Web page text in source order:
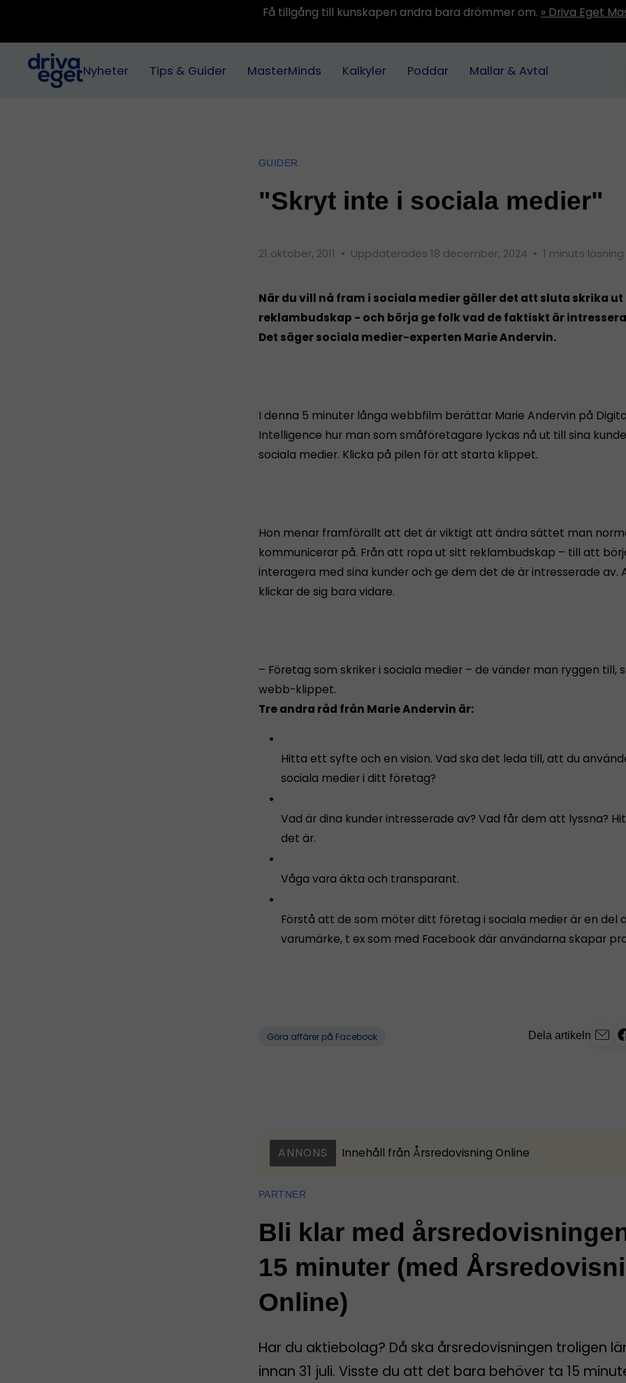
Få tillgång till kunskapen andra bara drömmer om. » Driva Eget
Nyheter Tips & Guider MasterMinds Kalkyler Poddar Mallar & Avtal
GUIDER
"Skryt inte i sociala medier"
21 oktober, 2011 • Uppdaterades 18 december, 2024 • 1 minuts läsning
När du vill nå fram i sociala medier gäller det att sluta skrika
reklambudskap - och börja ge folk vad de faktiskt är
Det säger sociala medier-experten Marie Andervin.
I denna 5 minuter långa webbfilm berättar Marie Andervin på
Intelligence hur man som småföretagare lyckas nå ut till sina
sociala medier. Klicka på pilen för att starta klippet.
Hon menar framförallt att det är viktigt att ändra sättet man
kommunicerar på. Från att ropa ut sitt reklambudskap – till att
interagera med sina kunder och ge dem det de är intresserade av.
klickar de sig bara vidare.
– Företag som skriker i sociala medier – de vänder man ryggen till,
webb-klippet.
Tre andra råd från Marie Andervin är:
Hitta ett syfte och en vision. Vad ska det leda till, att du
sociala medier i ditt företag?
Vad är dina kunder intresserade av? Vad får dem att lyssna?
det är.
Våga vara äkta och transparant.
Förstå att de som möter ditt företag i sociala medier är en del
varumärke, t ex som med Facebook där användarna skapar
Göra affärer på Facebook Dela artikeln
ANNONS Innehåll från Årsredovisning Online
PARTNER
Bli klar med
15 minuter (med
Online)
Har du aktiebolag? Då ska årsredovisningen troligen
innan 31 juli. Visste du att det bara behöver ta 15